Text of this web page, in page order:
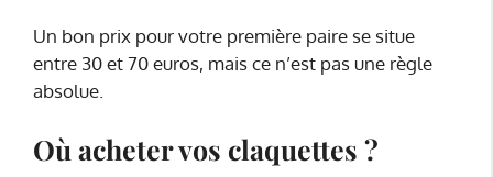
Un bon prix pour votre première paire se situe
entre 30 et 70 euros, mais ce n’est pas une règle
absolue.
Où acheter vos claquettes ?